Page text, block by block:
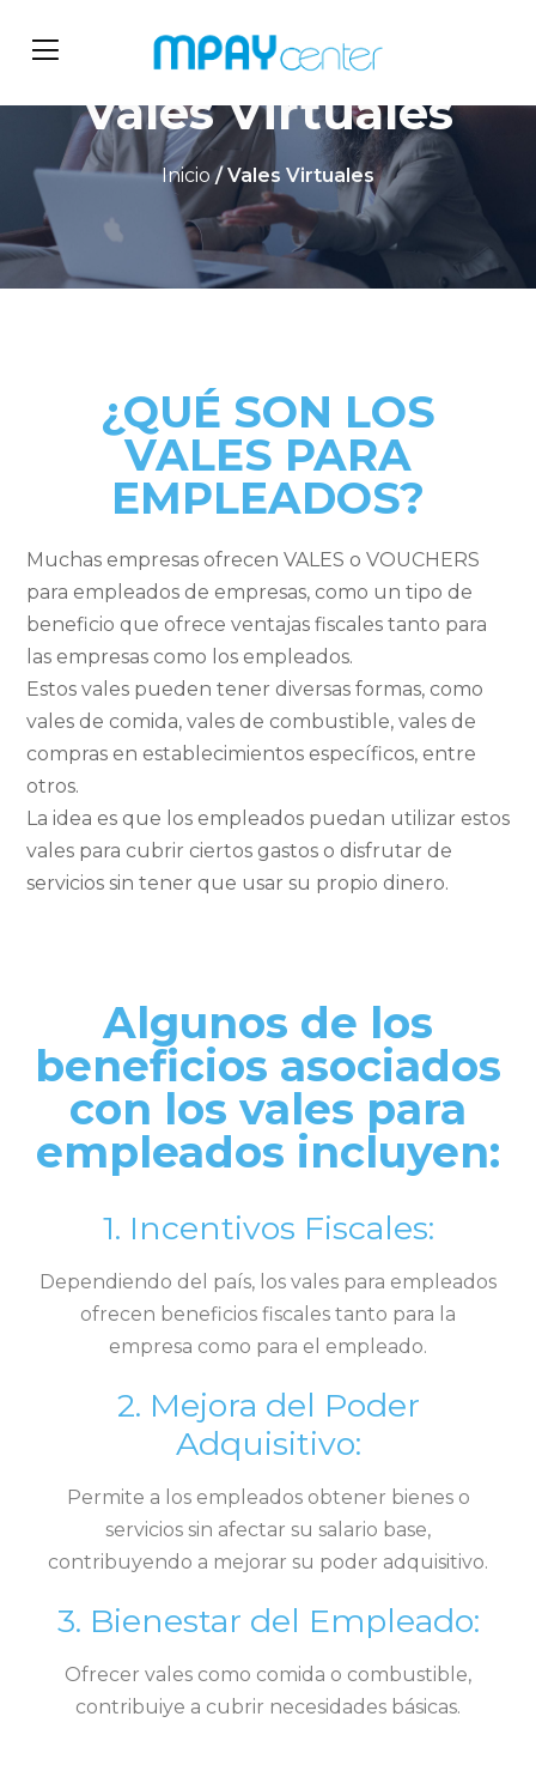
Vales Virtuales
Inicio/ Vales Virtuales
¿QUÉ SON LOS
VALES PARA
EMPLEADOS?
Muchas empresas ofrecen VALES o VOUCHERS
para empleados de empresas, como un tipo de
beneficio que ofrece ventajas fiscales tanto para
las empresas como los empleados.
Estos vales pueden tener diversas formas, como
vales de comida, vales de combustible, vales de
compras en establecimientos específicos, entre
otros.
La idea es que los empleados puedan utilizar estos
vales para cubrir ciertos gastos o disfrutar de
servicios sin tener que usar su propio dinero.
Algunos de los
beneficios asociados
con los vales para
empleados incluyen:
1. Incentivos Fiscales:
Dependiendo del país, los vales para empleados
ofrecen beneficios fiscales tanto para la
empresa como para el empleado.
2. Mejora del Poder
Adquisitivo:
Permite a los empleados obtener bienes o
servicios sin afectar su salario base,
contribuyendo a mejorar su poder adquisitivo.
3. Bienestar del Empleado:
Ofrecer vales como comida o combustible,
contribuiye a cubrir necesidades básicas.